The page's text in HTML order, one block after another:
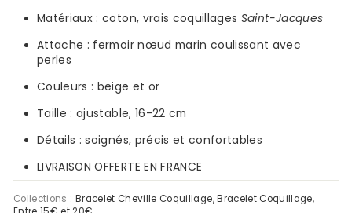
Matériaux : coton, vrais coquillages Saint-Jacques
Attache : fermoir nœud marin coulissant avec
perles
Couleurs : beige et or
Taille : ajustable, 16-22 cm
Détails : soignés, précis et confortables
LIVRAISON OFFERTE EN FRANCE
Collections : Bracelet Cheville Coquillage,Bracelet Coquillage,